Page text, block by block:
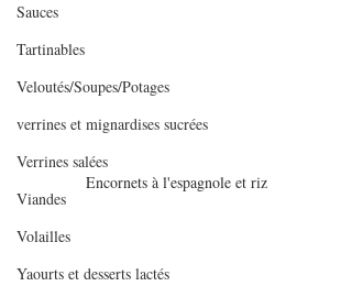
Sauces
Tartinables
Veloutés/Soupes/Potages
verrines et mignardises sucrées
Verrines salées
Viandes
Volailles
Yaourts et desserts lactés
Encornets à l'espagnole et riz